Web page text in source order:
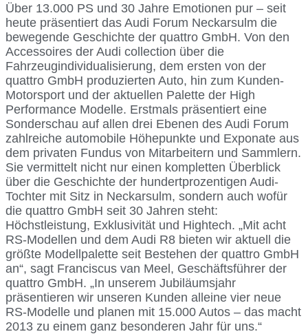
Über 13.000 PS und 30 Jahre Emotionen pur – seit
heute präsentiert das Audi Forum Neckarsulm die
bewegende Geschichte der quattro GmbH. Von den
Accessoires der Audi collection über die
Fahrzeugindividualisierung, dem ersten von der
quattro GmbH produzierten Auto, hin zum Kunden-
Motorsport und der aktuellen Palette der High
Performance Modelle. Erstmals präsentiert eine
Sonderschau auf allen drei Ebenen des Audi Forum
zahlreiche automobile Höhepunkte und Exponate aus
dem privaten Fundus von Mitarbeitern und Sammlern.
Sie vermittelt nicht nur einen kompletten Überblick
über die Geschichte der hundertprozentigen Audi-
Tochter mit Sitz in Neckarsulm, sondern auch wofür
die quattro GmbH seit 30 Jahren steht:
Höchstleistung, Exklusivität und Hightech. „Mit acht
RS-Modellen und dem Audi R8 bieten wir aktuell die
größte Modellpalette seit Bestehen der quattro GmbH
an“, sagt Franciscus van Meel, Geschäftsführer der
quattro GmbH. „In unserem Jubiläumsjahr
präsentieren wir unseren Kunden alleine vier neue
RS-Modelle und planen mit 15.000 Autos – das macht
2013 zu einem ganz besonderen Jahr für uns.“